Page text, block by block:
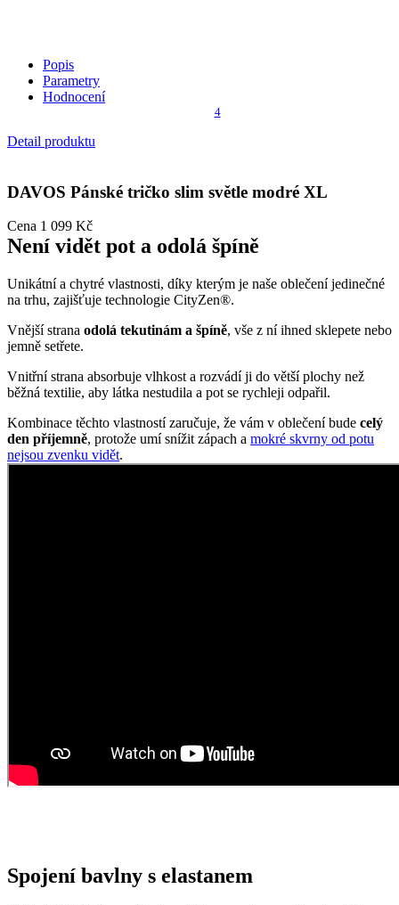
Popis
Parametry
Hodnocení
4
Detail produktu
DAVOS Pánské tričko slim světle modré XL
Cena 1 099 Kč
Není vidět pot a odolá špíně
Unikátní a chytré vlastnosti, díky kterým je naše oblečení jedinečné
na trhu, zajišťuje technologie CityZen®.
Vnější strana odolá tekutinám a špíně, vše z ní ihned sklepete nebo
jemně setřete.
Vnitřní strana absorbuje vlhkost a rozvádí ji do větší plochy než
běžná textilie, aby látka nestudila a pot se rychleji odpařil.
Kombinace těchto vlastností zaručuje, že vám v oblečení bude celý
den příjemně, protože umí snížit zápach a mokré skvrny od potu
nejsou zvenku vidět.
Spojení bavlny s elastanem